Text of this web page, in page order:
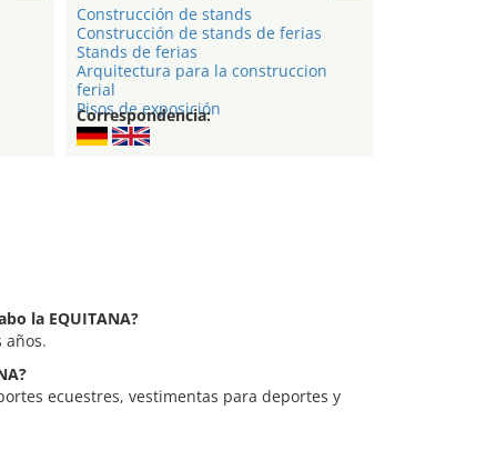
Construcción de stands
Construcción de stands de ferias
Stands de ferias
Arquitectura para la construccion
ferial
Pisos de exposición
Correspondencia:
la EQUITANA?
años.
ecuestres, vestimentas para deportes y